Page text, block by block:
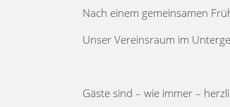
Nach einem gemeinsamen
Unser Vereinsraum im
Gäste sind – wie immer –